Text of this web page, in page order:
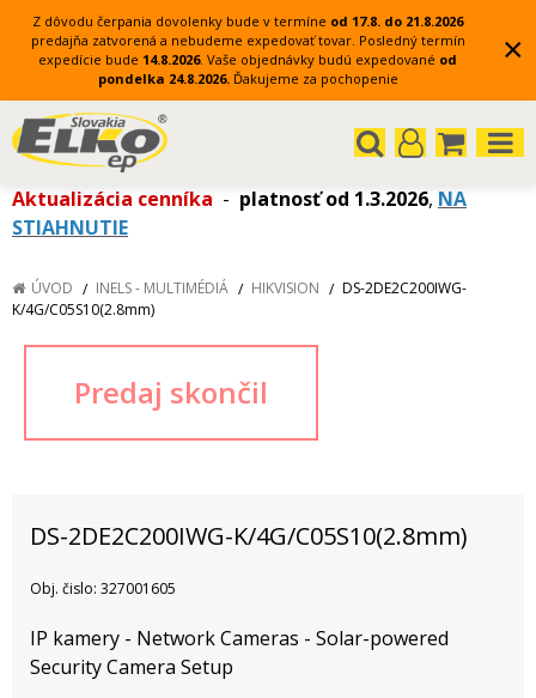
Z dôvodu čerpania dovolenky bude v termíne od 17.8. do 21.8.2026
predajňa zatvorená a nebudeme expedovať tovar. Posledný termín
expedície bude 14.8.2026. Vaše objednávky budú expedované od
pondelka 24.8.2026. Ďakujeme za pochopenie
×
Aktualizácia cenníka - platnosť od 1.3.2026, NA
STIAHNUTIE
ÚVOD INELS - MULTIMÉDIÁ HIKVISION
DS-2DE2C200IWG-
K/4G/C05S10(2.8mm)
DS-2DE2C200IWG-K/4G/C05S10(2.8mm)
Obj. čislo: 327001605
IP kamery - Network Cameras - Solar-powered
Security Camera Setup